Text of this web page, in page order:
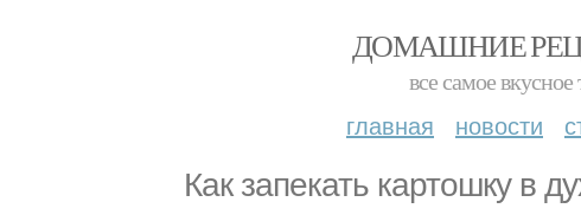
ДОМАШНИЕ
все самое вкусное
главная новости
Как запекать картошку в